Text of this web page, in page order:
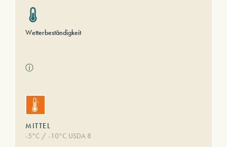
Wetterbeständigkeit
ⓘ
MITTEL
-5°C / -10°C USDA 8